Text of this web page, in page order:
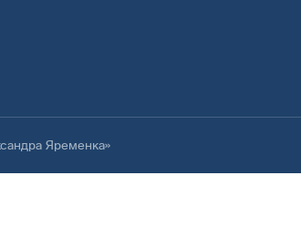
Яременка»